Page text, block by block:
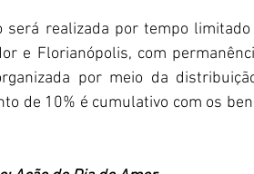
será realizada por tempo
e Florianópolis, com
por meio da
de 10% é cumulativo com os